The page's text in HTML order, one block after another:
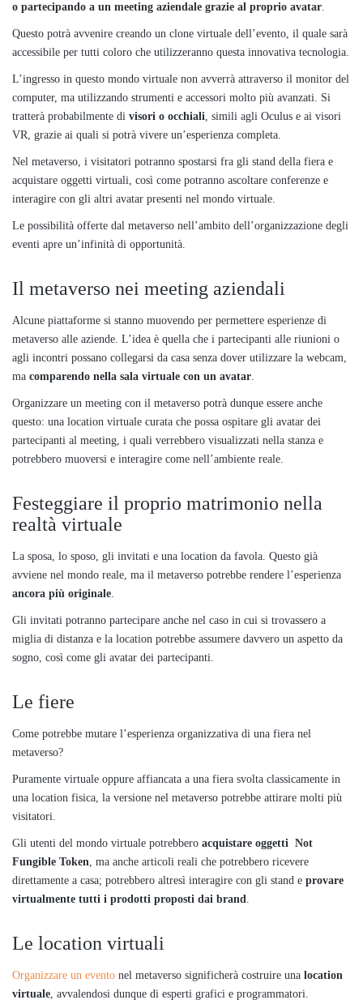
o partecipando a un meeting aziendale grazie al proprio avatar.
Questo potrà avvenire creando un clone virtuale dell’evento, il quale sarà
accessibile per tutti coloro che utilizzeranno questa innovativa tecnologia.
L’ingresso in questo mondo virtuale non avverrà attraverso il monitor del
computer, ma utilizzando strumenti e accessori molto più avanzati. Si
tratterà probabilmente di visori o occhiali, simili agli Oculus e ai visori
VR, grazie ai quali si potrà vivere un’esperienza completa.
Nel metaverso, i visitatori potranno spostarsi fra gli stand della fiera e
acquistare oggetti virtuali, così come potranno ascoltare conferenze e
interagire con gli altri avatar presenti nel mondo virtuale.
Le possibilità offerte dal metaverso nell’ambito dell’organizzazione degli
eventi apre un’infinità di opportunità.
Il metaverso nei meeting aziendali
Alcune piattaforme si stanno muovendo per permettere esperienze di
metaverso alle aziende. L’idea è quella che i partecipanti alle riunioni o
agli incontri possano collegarsi da casa senza dover utilizzare la webcam,
ma comparendo nella sala virtuale con un avatar.
Organizzare un meeting con il metaverso potrà dunque essere anche
questo: una location virtuale curata che possa ospitare gli avatar dei
partecipanti al meeting, i quali verrebbero visualizzati nella stanza e
potrebbero muoversi e interagire come nell’ambiente reale.
Festeggiare il proprio matrimonio nella
realtà virtuale
La sposa, lo sposo, gli invitati e una location da favola. Questo già
avviene nel mondo reale, ma il metaverso potrebbe rendere l’esperienza
ancora più originale.
Gli invitati potranno partecipare anche nel caso in cui si trovassero a
miglia di distanza e la location potrebbe assumere davvero un aspetto da
sogno, così come gli avatar dei partecipanti.
Le fiere
Come potrebbe mutare l’esperienza organizzativa di una fiera nel
metaverso?
Puramente virtuale oppure affiancata a una fiera svolta classicamente in
una location fisica, la versione nel metaverso potrebbe attirare molti più
visitatori.
Gli utenti del mondo virtuale potrebbero acquistare oggetti Not
Fungible Token, ma anche articoli reali che potrebbero ricevere
direttamente a casa; potrebbero altresì interagire con gli stand e provare
virtualmente tutti i prodotti proposti dai brand.
Le location virtuali
Organizzare un evento nel metaverso significherà costruire una location
virtuale, avvalendosi dunque di esperti grafici e programmatori.